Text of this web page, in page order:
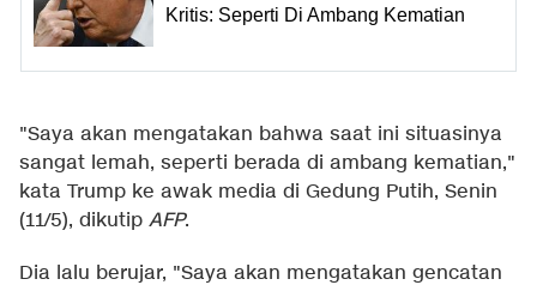
Kritis: Seperti Di Ambang Kematian
"Saya akan mengatakan bahwa saat ini situasinya
sangat lemah, seperti berada di ambang kematian,"
kata Trump ke awak media di Gedung Putih, Senin
(11/5), dikutip AFP.
Dia lalu berujar, "Saya akan mengatakan gencatan